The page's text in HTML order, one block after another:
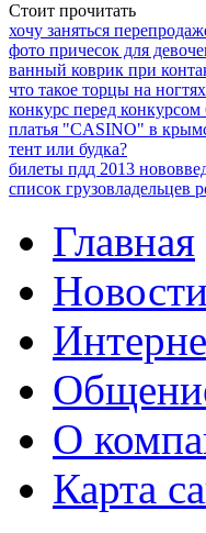
Стоит прочитать
хочу заняться
фото причесок для
ванный коврик при
что такое торцы на ногтях
конкурс перед конкурсом
платья "CASINO" в
тент или будка?
билеты пдд 2013
список грузовладельцев
Главная
Новости
О
Карта